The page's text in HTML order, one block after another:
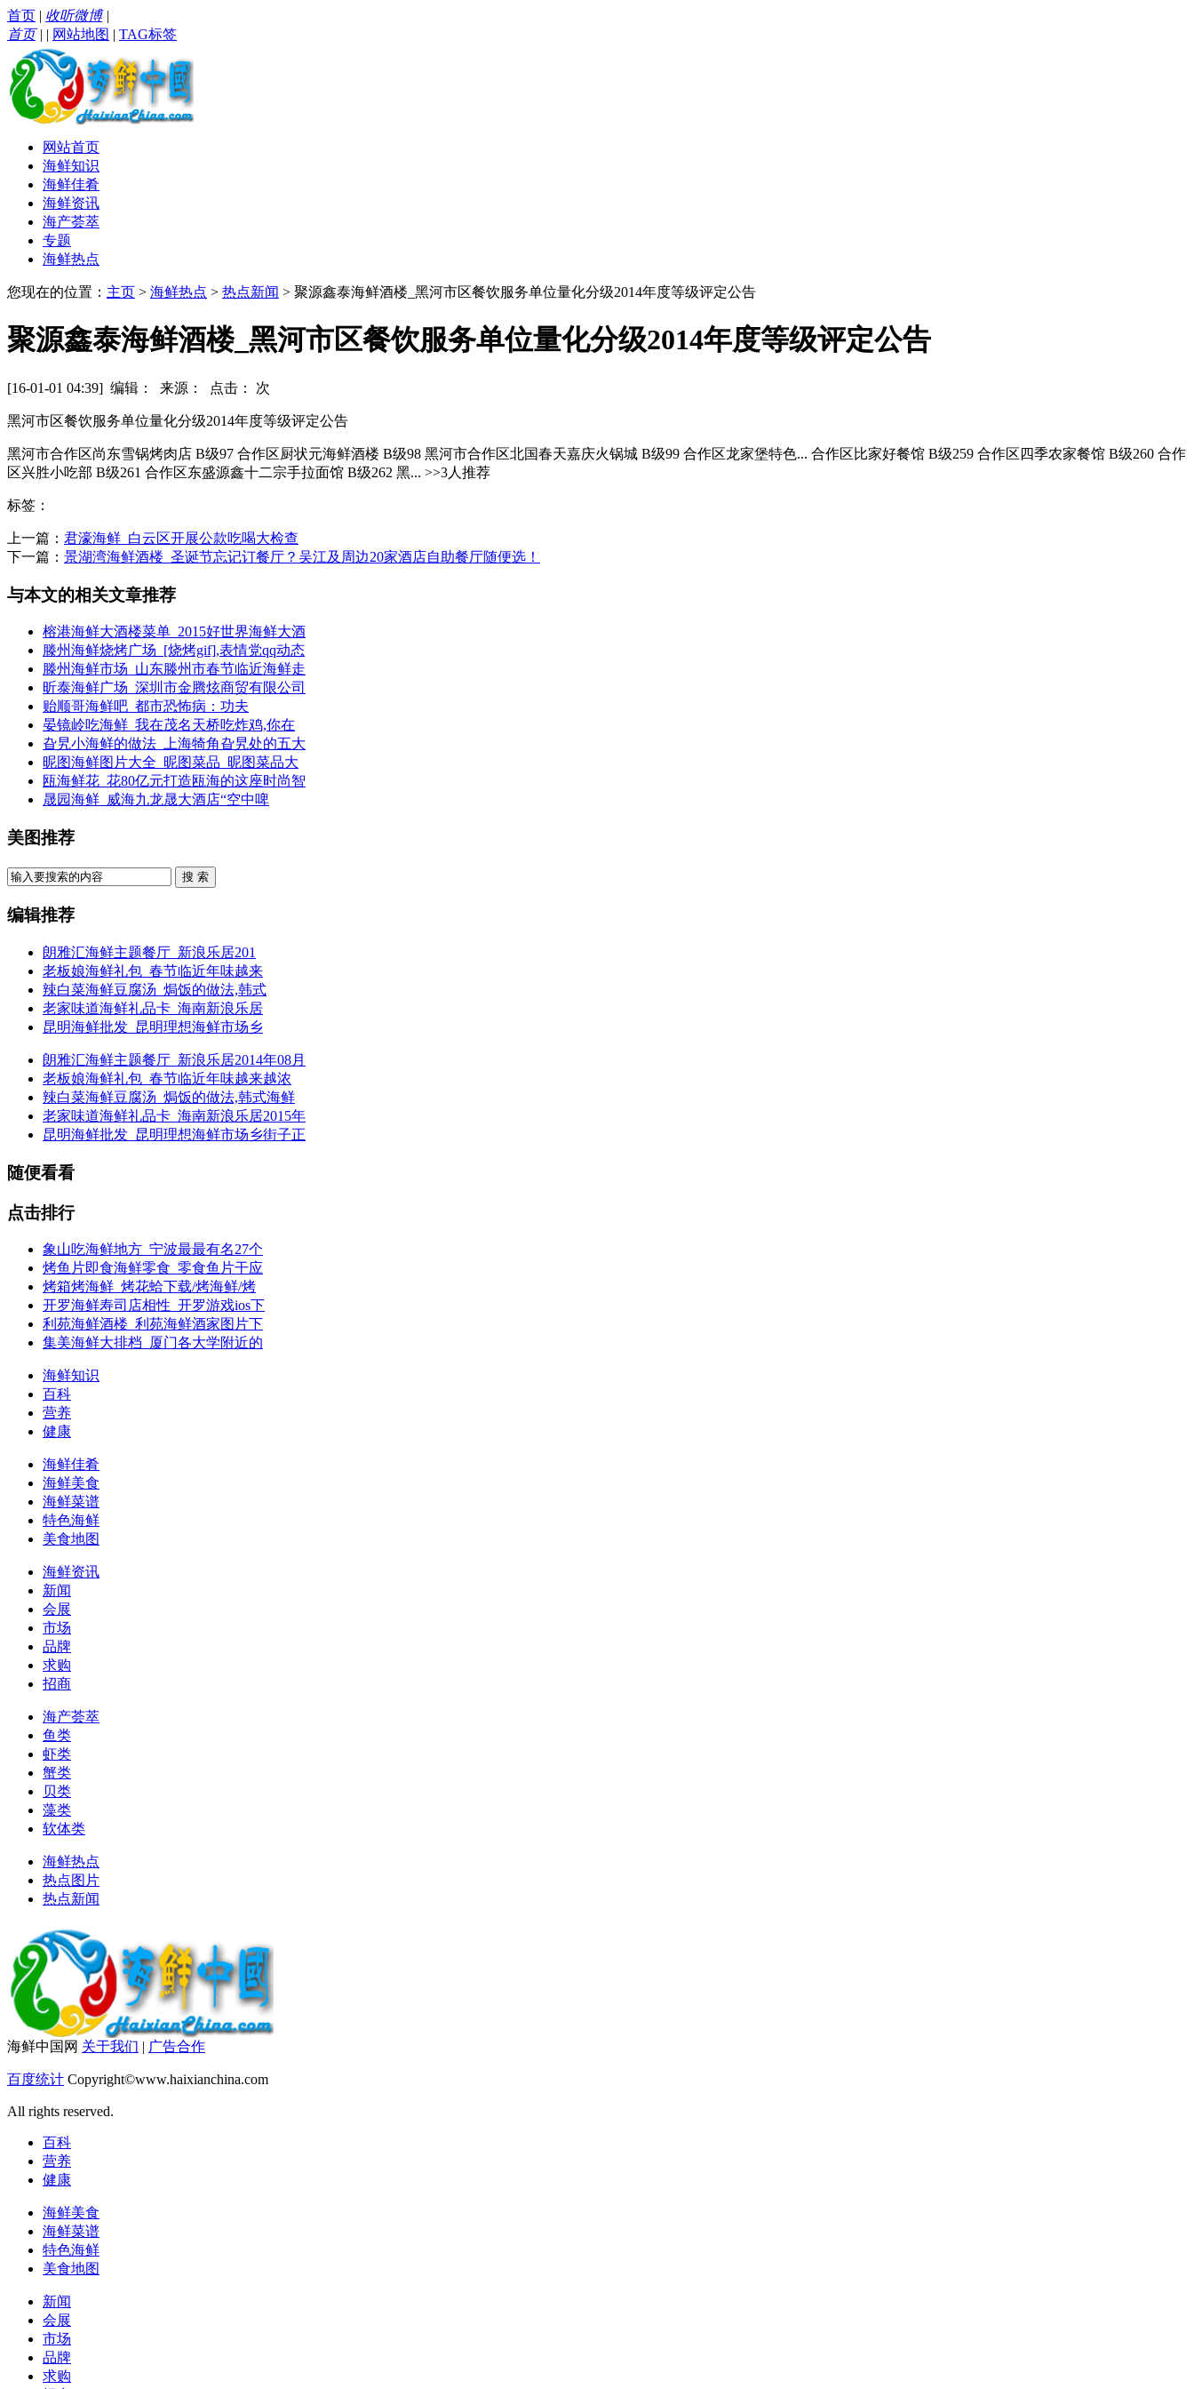
首页 | 收听微博|
首页| | 网站地图 | TAG标签
网站首页
海鲜知识
海鲜佳肴
海鲜资讯
海产荟萃
专题
海鲜热点
您现在的位置： 主页 > 海鲜热点 > 热点新闻 > 聚源鑫泰海鲜酒楼_黑河市区餐饮服务单位量化分级2014年度等级评定公告
聚源鑫泰海鲜酒楼_黑河市区餐饮服务单位量化分级2014年度等级评定公告
[16-01-01 04:39] 编辑： 来源： 点击： 次
黑河市区餐饮服务单位量化分级2014年度等级评定公告
黑河市合作区尚东雪锅烤肉店 B级97 合作区厨状元海鲜酒楼 B级98 黑河市合作区北国春天嘉庆火锅城 B级99 合作区龙家堡特色... 合作区比家好餐馆 B级259 合作区四季农家餐馆 B级260 合作
区兴胜小吃部 B级261 合作区东盛源鑫十二宗手拉面馆 B级262 黑... >>3人推荐
标签：
上一篇： 君濠海鲜_白云区开展公款吃喝大检查
下一篇： 景湖湾海鲜酒楼_圣诞节忘记订餐厅？吴江及周边20家酒店自助餐厅随便选！
与本文的相关文章推荐
榕港海鲜大酒楼菜单_2015好世界海鲜大酒
滕州海鲜烧烤广场_[烧烤gif],表情党qq动态
滕州海鲜市场_山东滕州市春节临近海鲜走
昕泰海鲜广场_深圳市金腾炫商贸有限公司
贻顺哥海鲜吧_都市恐怖病：功夫
晏镜岭吃海鲜_我在茂名天桥吃炸鸡,你在
旮旯小海鲜的做法_上海犄角旮旯处的五大
昵图海鲜图片大全_昵图菜品_昵图菜品大
瓯海鲜花_花80亿元打造瓯海的这座时尚智
晟园海鲜_威海九龙晟大酒店“空中啤
美图推荐
搜 索
编辑推荐
朗雅汇海鲜主题餐厅_新浪乐居201
老板娘海鲜礼包_春节临近年味越来
辣白菜海鲜豆腐汤_焗饭的做法,韩式
老家味道海鲜礼品卡_海南新浪乐居
昆明海鲜批发_昆明理想海鲜市场乡
朗雅汇海鲜主题餐厅_新浪乐居2014年08月
老板娘海鲜礼包_春节临近年味越来越浓
辣白菜海鲜豆腐汤_焗饭的做法,韩式海鲜
老家味道海鲜礼品卡_海南新浪乐居2015年
昆明海鲜批发_昆明理想海鲜市场乡街子正
随便看看
点击排行
象山吃海鲜地方_宁波最最有名27个
烤鱼片即食海鲜零食_零食鱼片干应
烤箱烤海鲜_烤花蛤下载/烤海鲜/烤
开罗海鲜寿司店相性_开罗游戏ios下
利苑海鲜酒楼_利苑海鲜酒家图片下
集美海鲜大排档_厦门各大学附近的
海鲜知识
百科
营养
健康
海鲜佳肴
海鲜美食
海鲜菜谱
特色海鲜
美食地图
海鲜资讯
新闻
会展
市场
品牌
求购
招商
海产荟萃
鱼类
虾类
蟹类
贝类
藻类
软体类
海鲜热点
热点图片
热点新闻
海鲜中国网 关于我们 | 广告合作
百度统计 Copyright©www.haixianchina.com
All rights reserved.
百科
营养
健康
海鲜美食
海鲜菜谱
特色海鲜
美食地图
新闻
会展
市场
品牌
求购